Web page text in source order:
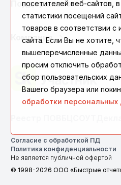
Поддержка
Компания
Согласие с обработкой ПД
Политика конфиденциальности
Не является публичной офертой
© 1998-2026 ООО «Быстрые
посетителей веб-сайтов,
статистики посещений
товаров в соответствии с
сайта. Если Вы не хотите,
вышеперечисленные
просим отключить
сбор пользовательских
Вашего браузера или
обработки персональных